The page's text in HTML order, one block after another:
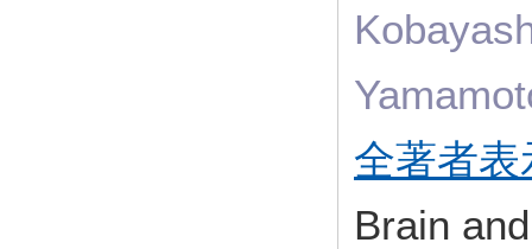
全著者表
Brain